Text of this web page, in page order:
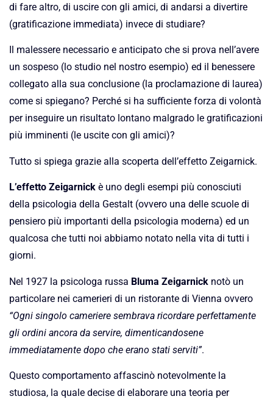
di fare altro, di uscire con gli amici, di andarsi a divertire
(gratificazione immediata) invece di studiare?
Il malessere necessario e anticipato che si prova nell’avere
un sospeso (lo studio nel nostro esempio) ed il benessere
collegato alla sua conclusione (la proclamazione di laurea)
come si spiegano? Perché si ha sufficiente forza di volontà
per inseguire un risultato lontano malgrado le gratificazioni
più imminenti (le uscite con gli amici)?
Tutto si spiega grazie alla scoperta dell’effetto Zeigarnick.
L’effetto Zeigarnick è uno degli esempi più conosciuti
della psicologia della Gestalt (ovvero una delle scuole di
pensiero più importanti della psicologia moderna) ed un
qualcosa che tutti noi abbiamo notato nella vita di tutti i
giorni.
Nel 1927 la psicologa russa Bluma Zeigarnick notò un
particolare nei camerieri di un ristorante di Vienna ovvero
“Ogni singolo cameriere sembrava ricordare perfettamente
gli ordini ancora da servire, dimenticandosene
immediatamente dopo che erano stati serviti”.
Questo comportamento affascinò notevolmente la
studiosa, la quale decise di elaborare una teoria per